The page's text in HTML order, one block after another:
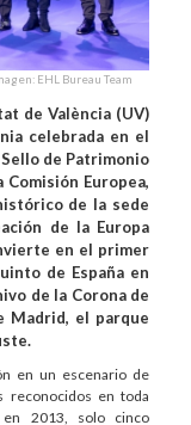
EHL Bureau Team
de València (UV)
celebrada en el
de Patrimonio
Europea,
de la sede
de la Europa
en el primer
de España en
de la Corona de
Madrid, el parque
en un escenario de
reconocidos en toda
2013, solo cinco